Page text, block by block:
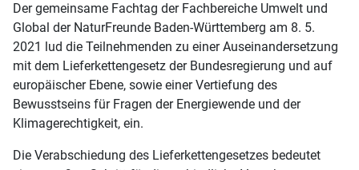
Der gemeinsame Fachtag der Fachbereiche Umwelt und
Global der NaturFreunde Baden-Württemberg am 8. 5.
2021 lud die Teilnehmenden zu einer Auseinandersetzung
mit dem Lieferkettengesetz der Bundesregierung und auf
europäischer Ebene, sowie einer Vertiefung des
Bewusstseins für Fragen der Energiewende und der
Klimagerechtigkeit, ein.
Die Verabschiedung des Lieferkettengesetzes bedeutet